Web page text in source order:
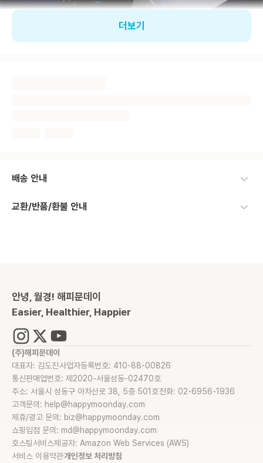
더보기
배송 안내
교환/반품/환불 안내
안녕, 월경! 해피문데이
Easier, Healthier, Happier
(주)해피문데이
대표자: 김도진사업자등록번호: 410-88-00826
통신판매업번호: 제2020-서울성동-02470호
주소: 서울시 성동구 아차산로 38, 5층 501호전화: 02-6956-1936
고객문의: help@happymoonday.com
제휴/광고 문의: biz@happymoonday.com
쇼핑입점 문의: md@happymoonday.com
호스팅서비스제공자: Amazon Web Services (AWS)
서비스 이용약관개인정보 처리방침